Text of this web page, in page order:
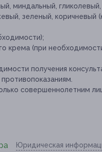
миндальный,
зеленый, коричневый
крема (при
получения
совершеннолетним
Юридическая